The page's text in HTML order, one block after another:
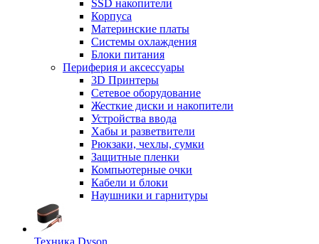
SSD накопители
Корпуса
Материнские платы
Системы охлаждения
Блоки питания
Периферия и аксессуары
3D Принтеры
Сетевое оборудование
Жесткие диски и накопители
Устройства ввода
Хабы и разветвители
Рюкзаки, чехлы, сумки
Защитные пленки
Компьютерные очки
Кабели и блоки
Наушники и гарнитуры
Техника Dyson